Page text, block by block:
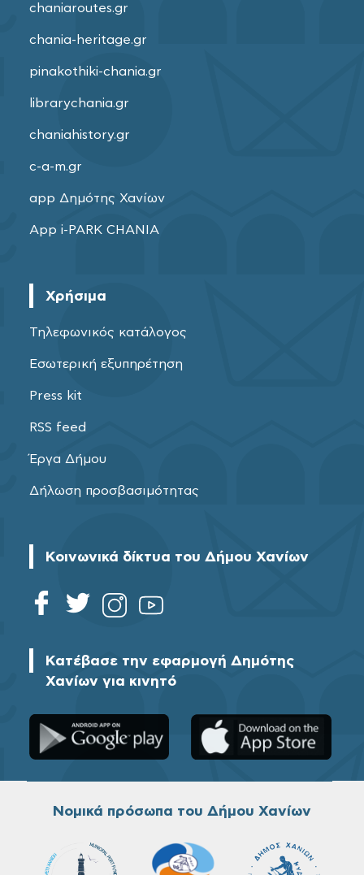
chaniaroutes.gr
chania-heritage.gr
pinakothiki-chania.gr
librarychania.gr
chaniahistory.gr
c-a-m.gr
app Δημότης Χανίων
App i-PARK CHANIA
Χρήσιμα
Τηλεφωνικός κατάλογος
Εσωτερική εξυπηρέτηση
Press kit
RSS feed
Έργα Δήμου
Δήλωση προσβασιμότητας
Κοινωνικά δίκτυα του Δήμου Χανίων
Κατέβασε την εφαρμογή Δημότης
Χανίων για κινητό
Νομικά πρόσωπα του Δήμου Χανίων